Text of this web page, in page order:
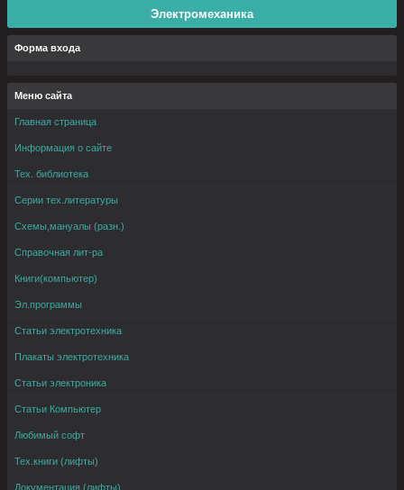
Электромеханика
Форма входа
Меню сайта
Главная страница
Информация о сайте
Тех. библиотека
Серии тех.литературы
Схемы,мануалы (разн.)
Справочная лит-ра
Книги(компьютер)
Эл.программы
Статьи электротехника
Плакаты электротехника
Статьи электроника
Статьи Компьютер
Любимый софт
Тех.книги (лифты)
Документация (лифты)